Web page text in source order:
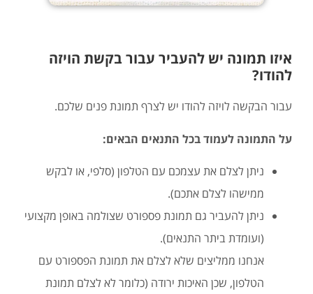
איזו תמונה יש להעביר עבור בקשת הויזה
להודו?
עבור הבקשה לויזה להודו יש לצרף תמונת פנים שלכם.
על התמונה לעמוד בכל התנאים הבאים:
ניתן לצלם את עצמכם עם הטלפון (סלפי, או לבקש
ממישהו לצלם אתכם).
ניתן להעביר גם תמונת פספורט שצולמה באופן מקצועי
(ועומדת ביתר התנאים).
אנחנו ממליצים שלא לצלם את תמונת הפספורט עם
הטלפון, שכן האיכות ירודה (כלומר לא לצלם תמונת